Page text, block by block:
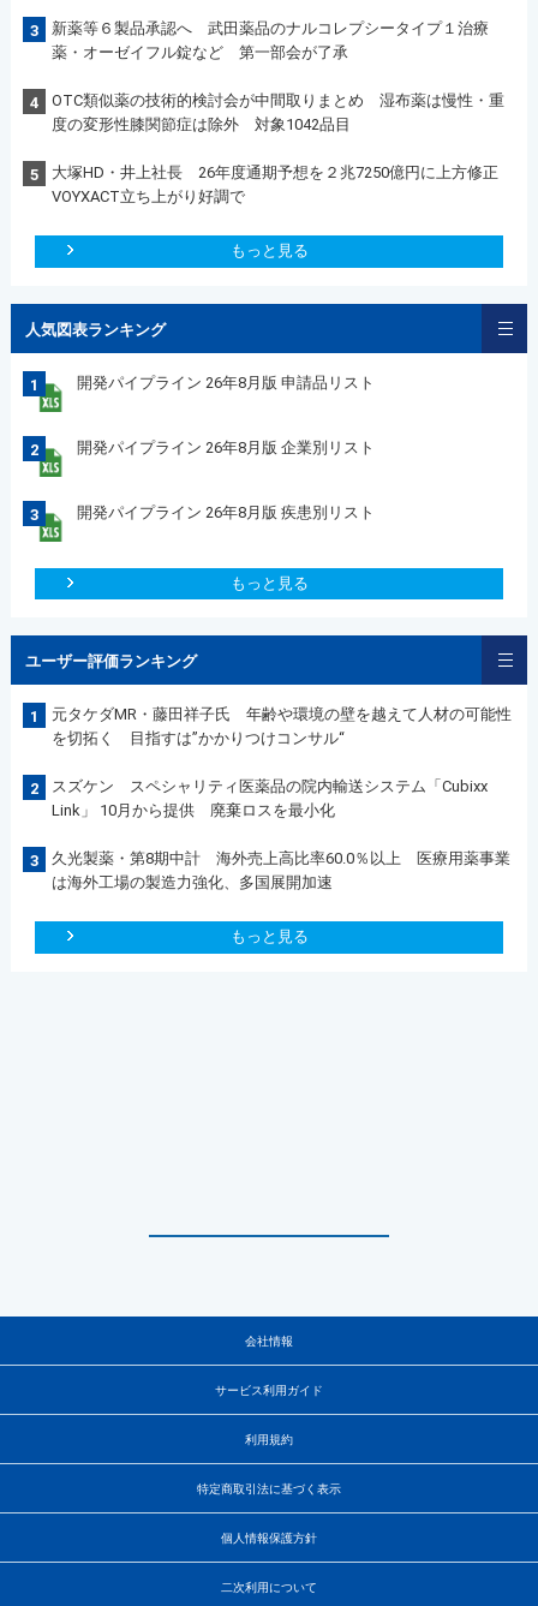
3
新薬等６製品承認へ 武田薬品のナルコレプシータイプ１治療
薬・オーゼイフル錠など 第一部会が了承
4
OTC類似薬の技術的検討会が中間取りまとめ 湿布薬は慢性・重
度の変形性膝関節症は除外 対象1042品目
5
大塚HD・井上社長 26年度通期予想を２兆7250億円に上方修正
VOYXACT立ち上がり好調で
もっと見る
人気図表ランキング
1 開発パイプライン 26年8月版 申請品リスト
2 開発パイプライン 26年8月版 企業別リスト
3 開発パイプライン 26年8月版 疾患別リスト
もっと見る
ユーザー評価ランキング
1
元タケダMR・藤田祥子氏 年齢や環境の壁を越えて人材の可能性
を切拓く 目指すは”かかりつけコンサル“
2
スズケン スペシャリティ医薬品の院内輸送システム「Cubixx
Link」 10月から提供 廃棄ロスを最小化
3
久光製薬・第8期中計 海外売上高比率60.0％以上 医療用薬事業
は海外工場の製造力強化、多国展開加速
もっと見る
会社情報
サービス利用ガイド
利用規約
特定商取引法に基づく表示
個人情報保護方針
二次利用について